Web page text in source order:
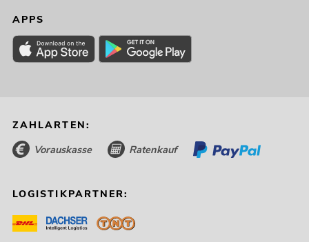
APPS
ZAHLARTEN:
Vorauskasse Ratenkauf
LOGISTIKPARTNER: